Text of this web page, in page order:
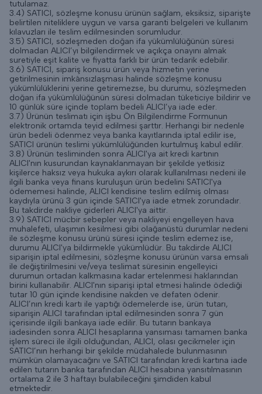
tutulamaz.
3.4) SATICI, sözleşme konusu ürünün sağlam, eksiksiz, siparişte
belirtilen niteliklere uygun ve varsa garanti belgeleri ve kullanım
kılavuzları ile teslim edilmesinden sorumludur.
3.5) SATICI, sözleşmeden doğan ifa yükümlülüğünün süresi
dolmadan ALICI’yı bilgilendirmek ve açıkça onayını almak
suretiyle eşit kalite ve fiyatta farklı bir ürün tedarik edebilir.
3.6) SATICI, sipariş konusu ürün veya hizmetin yerine
getirilmesinin imkânsızlaşması halinde sözleşme konusu
yükümlülüklerini yerine getiremezse, bu durumu, sözleşmeden
doğan ifa yükümlülüğünün süresi dolmadan tüketiciye bildirir ve
10 günlük süre içinde toplam bedeli ALICI’ya iade eder.
3.7) Ürünün teslimatı için işbu Ön Bilgilendirme Formunun
elektronik ortamda teyid edilmesi şarttır. Herhangi bir nedenle
ürün bedeli ödenmez veya banka kayıtlarında iptal edilir ise,
SATICI ürünün teslimi yükümlülüğünden kurtulmuş kabul edilir.
3.8) Ürünün tesliminden sonra ALICI'ya ait kredi kartının
ALICI'nın kusurundan kaynaklanmayan bir şekilde yetkisiz
kişilerce haksız veya hukuka aykırı olarak kullanılması nedeni ile
ilgili banka veya finans kuruluşun ürün bedelini SATICI'ya
ödememesi halinde, ALICI kendisine teslim edilmiş olması
kaydıyla ürünü 3 gün içinde SATICI'ya iade etmek zorundadır.
Bu takdirde nakliye giderleri ALICI'ya aittir.
3.9) SATICI mücbir sebepler veya nakliyeyi engelleyen hava
muhalefeti, ulaşımın kesilmesi gibi olağanüstü durumlar nedeni
ile sözleşme konusu ürünü süresi içinde teslim edemez ise,
durumu ALICI'ya bildirmekle yükümlüdür. Bu takdirde ALICI
siparişin iptal edilmesini, sözleşme konusu ürünün varsa emsali
ile değiştirilmesini ve/veya teslimat süresinin engelleyici
durumun ortadan kalkmasına kadar ertelenmesi haklarından
birini kullanabilir. ALICI'nın siparişi iptal etmesi halinde ödediği
tutar 10 gün içinde kendisine nakden ve defaten ödenir.
ALICI’nın kredi kartı ile yaptığı ödemelerde ise, ürün tutarı,
siparişin ALICI tarafından iptal edilmesinden sonra 7 gün
içerisinde ilgili bankaya iade edilir. Bu tutarın bankaya
iadesinden sonra ALICI hesaplarına yansıması tamamen banka
işlem süreci ile ilgili olduğundan, ALICI, olası gecikmeler için
SATICI’nın herhangi bir şekilde müdahalede bulunmasının
mümkün olamayacağını ve SATICI tarafından kredi kartına iade
edilen tutarın banka tarafından ALICI hesabına yansıtılmasının
ortalama 2 ile 3 haftayı bulabileceğini şimdiden kabul
etmektedir.